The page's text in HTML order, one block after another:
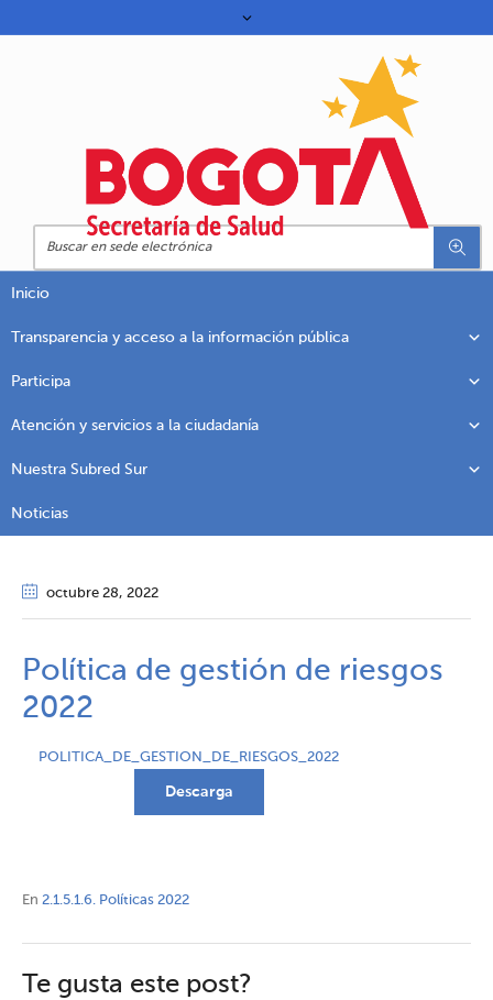
Inicio
Transparencia y acceso a la información pública
Participa
Atención y servicios a la ciudadanía
Nuestra Subred Sur
Noticias
octubre 28, 2022
Política de gestión de riesgos
2022
POLITICA_DE_GESTION_DE_RIESGOS_2022
Descarga
En 2.1.5.1.6. Políticas 2022
Te gusta este post?